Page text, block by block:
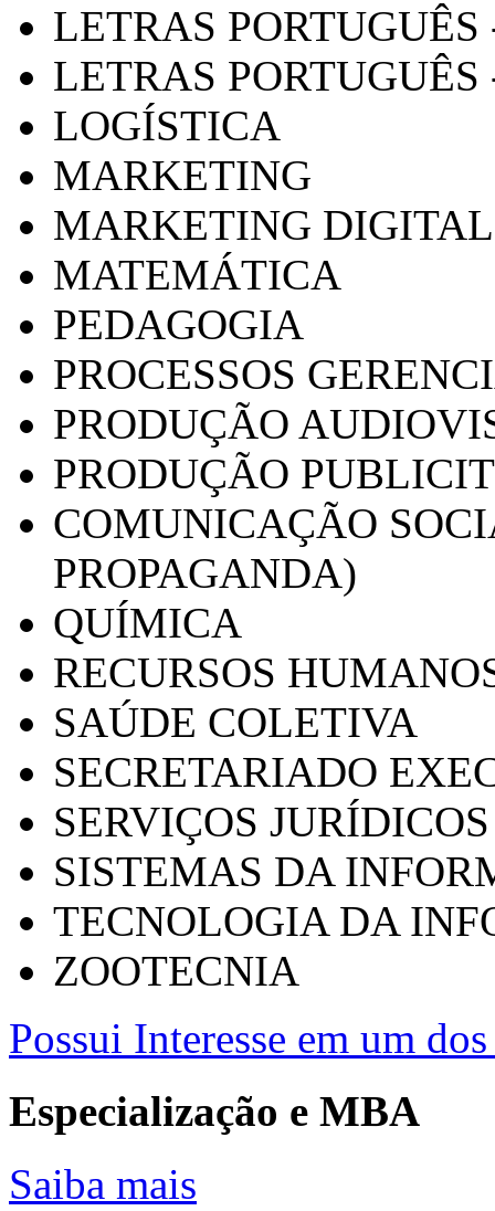
LETRAS
LETRAS PORTUGUÊS
LOGÍSTICA
MARKETING
MARKETING DIGITAL
MATEMÁTICA
PEDAGOGIA
PROCESSOS
PRODUÇÃO
PRODUÇÃO
COMUNICAÇÃO
PROPAGANDA)
QUÍMICA
RECURSOS
SAÚDE COLETIVA
SECRETARIADO
SERVIÇOS
SISTEMAS DA
TECNOLOGIA DA
ZOOTECNIA
Possui Interesse em um
Especialização e MBA
Saiba mais